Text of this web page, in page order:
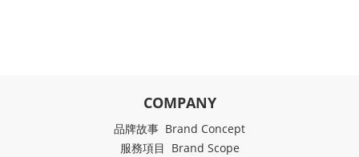
COMPANY
品牌故事 Brand Concept
服務項目 Brand Scope